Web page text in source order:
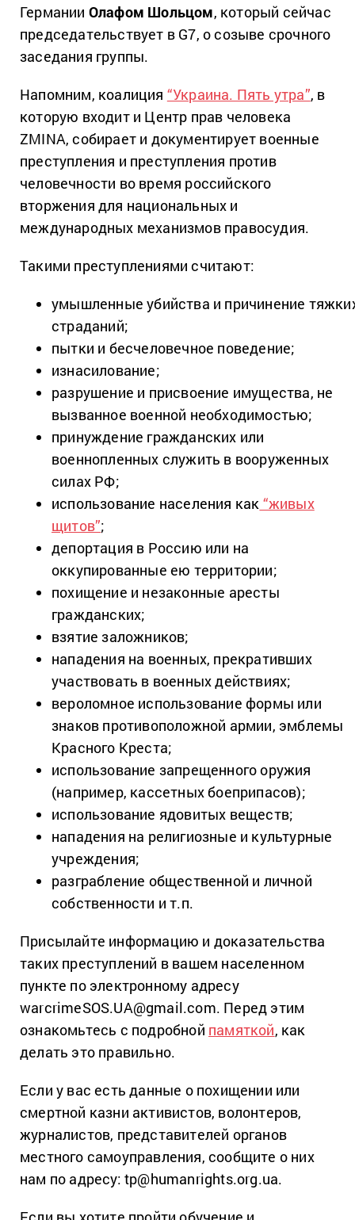
Германии Олафом Шольцом, который сейчас
председательствует в G7, о созыве срочного
заседания группы.
Напомним, коалиция “Украина. Пять утра”, в
которую входит и Центр прав человека
ZMINA, собирает и документирует военные
преступления и преступления против
человечности во время российского
вторжения для национальных и
международных механизмов правосудия.
Такими преступлениями считают:
умышленные убийства и причинение
страданий;
пытки и бесчеловечное поведение;
изнасилование;
разрушение и присвоение имущества, не
вызванное военной необходимостью;
принуждение гражданских или
военнопленных служить в вооруженных
силах РФ;
использование населения как “живых
щитов”;
депортация в Россию или на
оккупированные ею территории;
похищение и незаконные аресты
гражданских;
взятие заложников;
нападения на военных, прекративших
участвовать в военных действиях;
вероломное использование формы или
знаков противоположной армии, эмблемы
Красного Креста;
использование запрещенного оружия
(например, кассетных боеприпасов);
использование ядовитых веществ;
нападения на религиозные и культурные
учреждения;
разграбление общественной и личной
собственности и т.п.
Присылайте информацию и доказательства
таких преступлений в вашем населенном
пункте по электронному адресу
warcrimeSOS.UA@gmail.com. Перед этим
ознакомьтесь с подробной памяткой, как
делать это правильно.
Если у вас есть данные о похищении или
смертной казни активистов, волонтеров,
журналистов, представителей органов
местного самоуправления, сообщите о них
нам по адресу: tp@humanrights.org.ua.